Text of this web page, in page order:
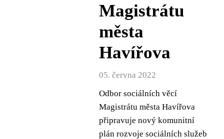
Magistrátu
města
Havířova
05. června 2022
Odbor sociálních věcí
Magistrátu města Havířova
připravuje nový komunitní
plán rozvoje sociálních služeb